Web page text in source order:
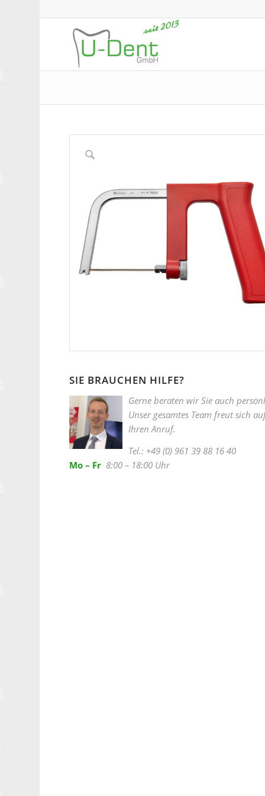
SIE BRAUCHEN HILFE?
Gerne beraten wir Sie auch
Unser gesamtes Team freut sich
Ihren Anruf.
Tel.: +49 (0) 961 39 88 16 40
Mo – Fr 8:00 – 18:00 Uhr